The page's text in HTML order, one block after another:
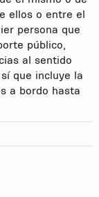
ellos o entre el
persona que
público,
al sentido
que incluye la
a bordo hasta